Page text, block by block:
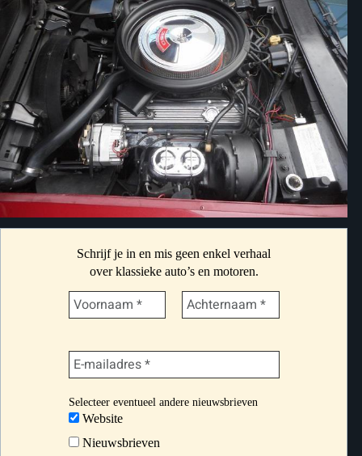
Schrijf je in en mis geen enkel verhaal
over klassieke auto’s en motoren.
Selecteer eventueel andere nieuwsbrieven
Website
Nieuwsbrieven